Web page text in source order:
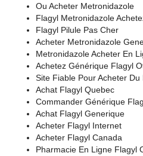
Ou Acheter Metronidazole
Flagyl Metronidazole
Flagyl Pilule Pas Cher
Acheter Metronidazole
Metronidazole Acheter En
Achetez Générique Flagyl
Site Fiable Pour Acheter Du
Achat Flagyl Quebec
Commander Générique
Achat Flagyl Generique
Acheter Flagyl Internet
Acheter Flagyl Canada
Pharmacie En Ligne Flagyl